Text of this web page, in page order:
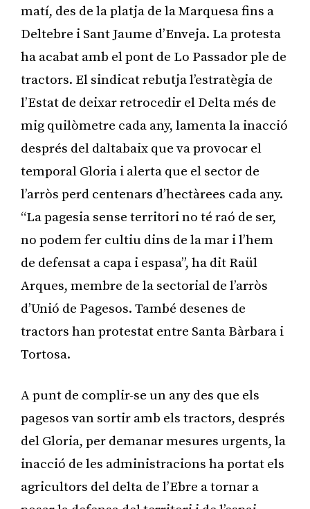
matí, des de la platja de la Marquesa fins a
Deltebre i Sant Jaume d’Enveja. La protesta
ha acabat amb el pont de Lo Passador ple de
tractors. El sindicat rebutja l’estratègia de
l’Estat de deixar retrocedir el Delta més de
mig quilòmetre cada any, lamenta la inacció
després del daltabaix que va provocar el
temporal Gloria i alerta que el sector de
l’arròs perd centenars d’hectàrees cada any.
“La pagesia sense territori no té raó de ser,
no podem fer cultiu dins de la mar i l’hem
de defensat a capa i espasa”, ha dit Raül
Arques, membre de la sectorial de l’arròs
d’Unió de Pagesos. També desenes de
tractors han protestat entre Santa Bàrbara i
Tortosa.
A punt de complir-se un any des que els
pagesos van sortir amb els tractors, després
del Gloria, per demanar mesures urgents, la
inacció de les administracions ha portat els
agricultors del delta de l’Ebre a tornar a